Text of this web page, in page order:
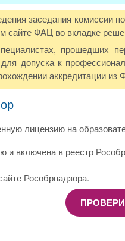
заседания комиссии
сайте ФАЦ во вкладке
прошедших
допуска к
аккредитации из
лицензию на
и включена в реестр
Рособрнадзора.